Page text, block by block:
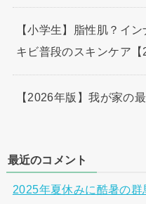
【小学生】脂性肌？イ
キビ普段のスキンケア【
【2026年版】我が家の
最近のコメント
2025年夏休みに酷暑の群